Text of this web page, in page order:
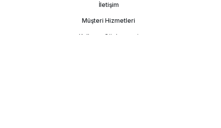
İletişim
Müşteri Hizmetleri
Kullanım Sözleşmesi